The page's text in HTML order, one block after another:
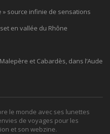
» source infinie de sensations
en vallée du Rhône
et Cabardès, dans l’Aude
le monde avec ses lunettes
de voyages pour les
et son webzine.